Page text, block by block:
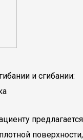
и сгибании:
предлагается
поверхности,